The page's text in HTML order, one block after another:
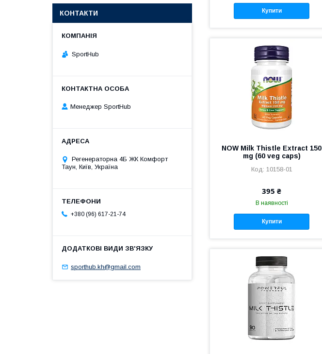
Купити
NOW Milk Thistle Extract 150
mg (60 veg caps)
10158-01
395 ₴
В наявності
Купити
КОНТАКТИ
SportHub
Менеджер SportHub
Регенераторна 4Б ЖК Комфорт
Таун, Київ, Україна
+380 (96) 617-21-74
sporthub.kh@gmail.com